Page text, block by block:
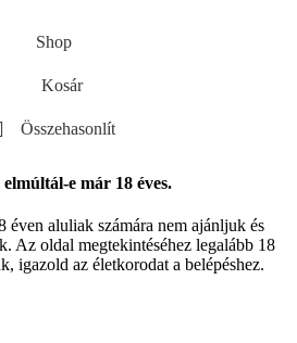
Shop
Kosár
Összehasonlít
e már 18 éves.
éven aluliak számára nem ajánljuk és
Az oldal megtekintéséhez legalább 18
igazold az életkorodat a belépéshez.